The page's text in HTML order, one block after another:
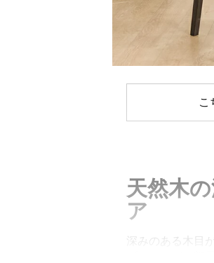
こ
天然木
ア
深みのある木目
ブリックがお部